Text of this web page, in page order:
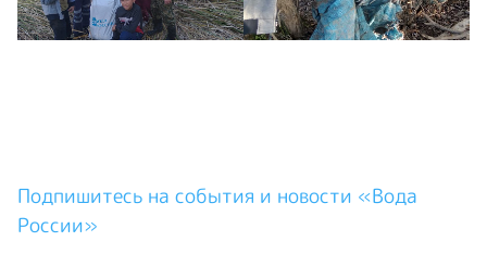
Подпишитесь на события и новости «Вода
России»